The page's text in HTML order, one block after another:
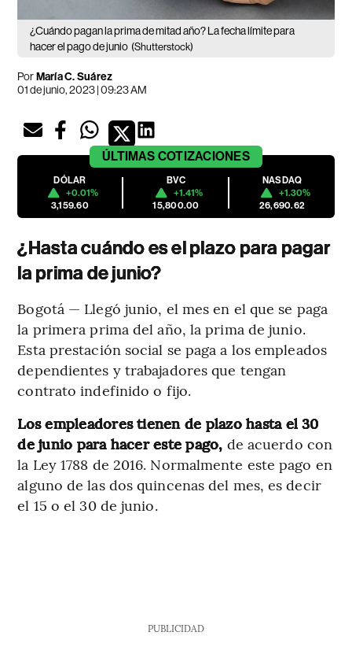
¿Cuándo pagan la prima de mitad año? La fecha límite para
hacer el pago de junio (Shutterstock)
PorMaría C. Suárez
01 de junio, 2023 | 09:23 AM
ÚLTIMAS COTIZACIONES
DÓLAR
+0.01%
3,159.60
BVC
+1.41%
15,800.00
NASDAQ
+1.30%
26,690.62
¿Hasta cuándo es el plazo para pagar
la prima de junio?
Bogotá — Llegó junio, el mes en el que se paga
la primera prima del año, la prima de junio.
Esta prestación social se paga a los empleados
dependientes y trabajadores que tengan
contrato indefinido o fijo.
Los empleadores tienen de plazo hasta el 30
de junio para hacer este pago, de acuerdo con
la Ley 1788 de 2016. Normalmente este pago en
alguno de las dos quincenas del mes, es decir
el 15 o el 30 de junio.
PUBLICIDAD